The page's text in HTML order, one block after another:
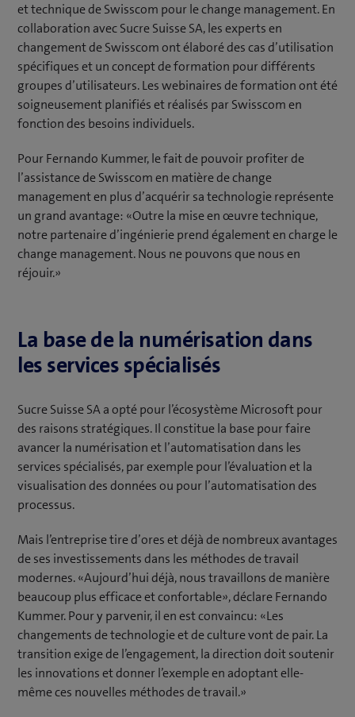
et technique de Swisscom pour le change management. En
collaboration avec Sucre Suisse SA, les experts en
changement de Swisscom ont élaboré des cas d’utilisation
spécifiques et un concept de formation pour différents
groupes d’utilisateurs. Les webinaires de formation ont été
soigneusement planifiés et réalisés par Swisscom en
fonction des besoins individuels.
Pour Fernando Kummer, le fait de pouvoir profiter de
l’assistance de Swisscom en matière de change
management en plus d’acquérir sa technologie représente
un grand avantage: «Outre la mise en œuvre technique,
notre partenaire d’ingénierie prend également en charge le
change management. Nous ne pouvons que nous en
réjouir.»
La base de la numérisation dans
les services spécialisés
Sucre Suisse SA a opté pour l’écosystème Microsoft pour
des raisons stratégiques. Il constitue la base pour faire
avancer la numérisation et l’automatisation dans les
services spécialisés, par exemple pour l’évaluation et la
visualisation des données ou pour l’automatisation des
processus.
Mais l’entreprise tire d’ores et déjà de nombreux avantages
de ses investissements dans les méthodes de travail
modernes. «Aujourd’hui déjà, nous travaillons de manière
beaucoup plus efficace et confortable», déclare Fernando
Kummer. Pour y parvenir, il en est convaincu: «Les
changements de technologie et de culture vont de pair. La
transition exige de l’engagement, la direction doit soutenir
les innovations et donner l’exemple en adoptant elle-
même ces nouvelles méthodes de travail.»